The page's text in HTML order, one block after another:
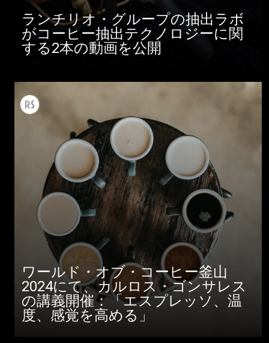
ランチリオ・グループの抽出ラボ
がコーヒー抽出テクノロジーに関
する2本の動画を公開
ワールド・オブ・コーヒー釜山
2024にて、カルロス・ゴンサレス
の講義開催：「エスプレッソ、温
度、感覚を高める」